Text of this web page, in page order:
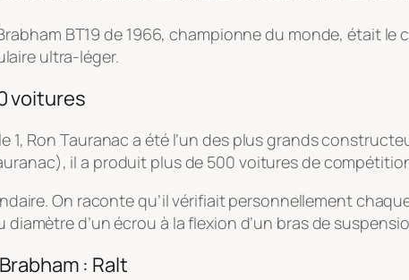
BT19 de 1966, championne du monde, était
ultra-léger.
voitures
1, Ron Tauranac a été l’un des plus grands
), il a produit plus de 500 voitures de
On raconte qu’il vérifiait personnellement
d’un écrou à la flexion d’un bras de
: Ralt